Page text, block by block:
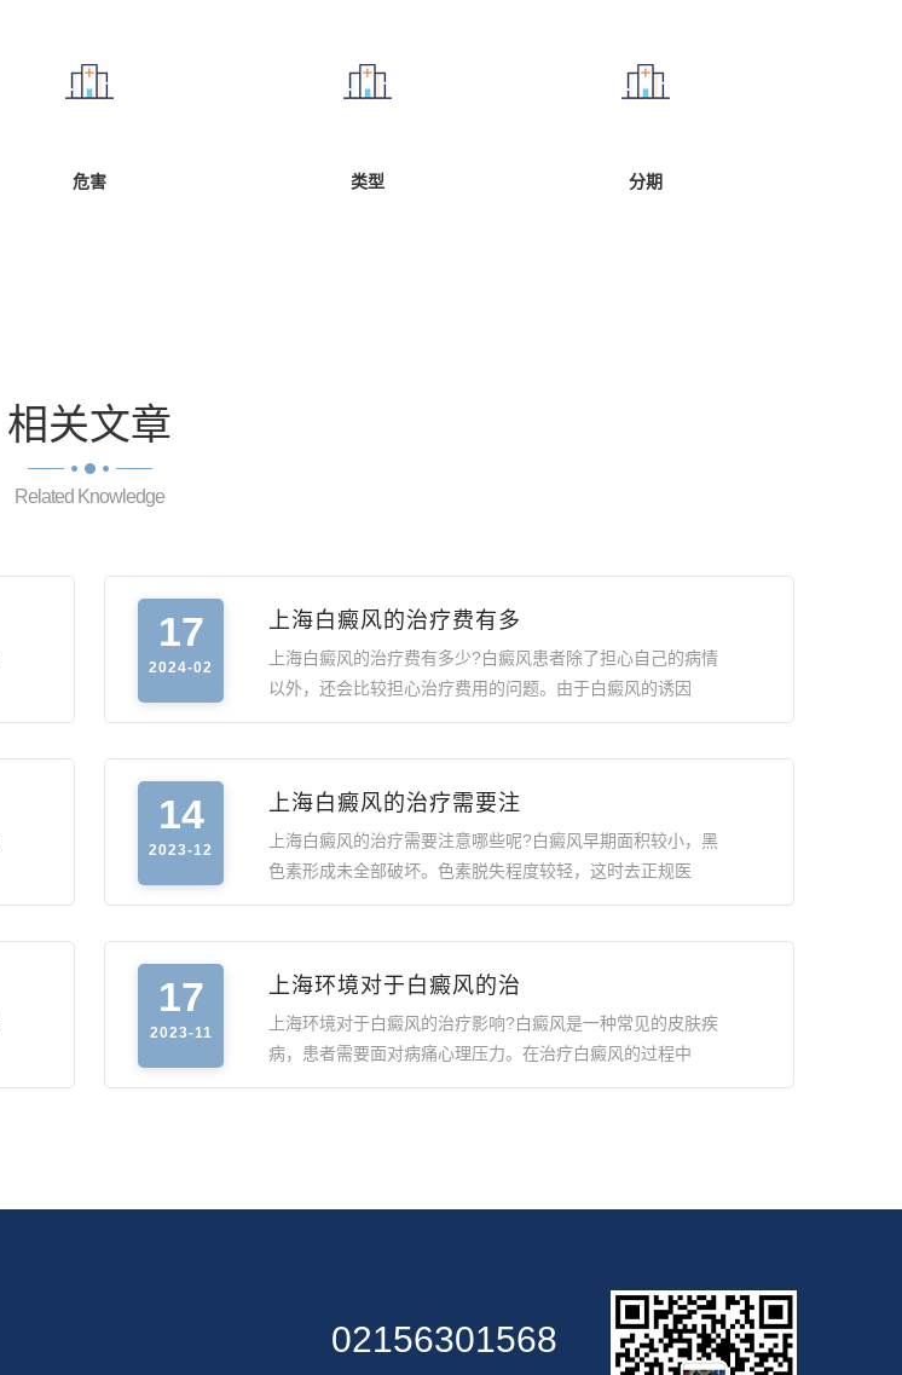
危害 类型 分期
相关文章
Related Knowledge
17
2024-02
上海白癜风的治疗费有多
上海白癜风的治疗费有多少?白癜风患者除了担心自己的病情
以外，还会比较担心治疗费用的问题。由于白癜风的诱因
14
2023-12
上海白癜风的治疗需要注
上海白癜风的治疗需要注意哪些呢?白癜风早期面积较小，黑
色素形成未全部破坏。色素脱失程度较轻，这时去正规医
17
2023-11
上海环境对于白癜风的治
上海环境对于白癜风的治疗影响?白癜风是一种常见的皮肤疾
病，患者需要面对病痛心理压力。在治疗白癜风的过程中
02156301568